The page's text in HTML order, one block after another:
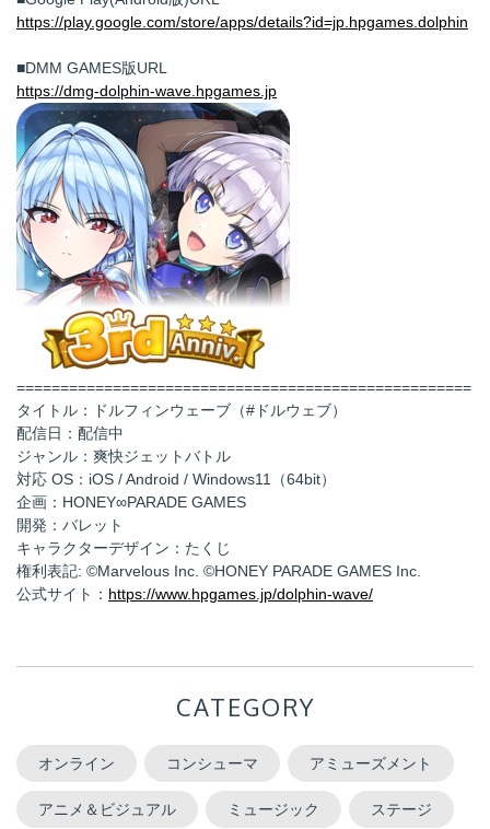
https://play.google.com/store/apps/details?id=jp.hpgames.dolphin
■DMM GAMES版URL
https://dmg-dolphin-wave.hpgames.jp
====================================================
タイトル：ドルフィンウェーブ（#ドルウェブ）
配信日：配信中
ジャンル：爽快ジェットバトル
対応 OS：iOS / Android / Windows11（64bit）
企画：HONEY∞PARADE GAMES
開発：バレット
キャラクターデザイン：たくじ
権利表記: ©Marvelous Inc. ©HONEY PARADE GAMES Inc.
公式サイト： https://www.hpgames.jp/dolphin-wave/
CATEGORY
オンライン コンシューマ アミューズメント
アニメ＆ビジュアル ミュージック ステージ